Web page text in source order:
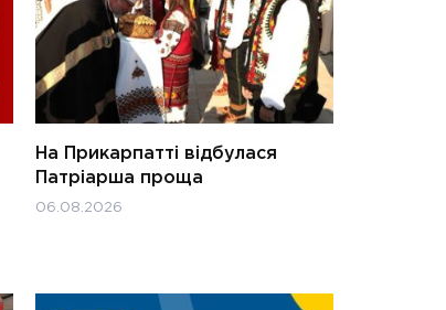
На Прикарпатті відбулася
Патріарша проща
06.08.2026